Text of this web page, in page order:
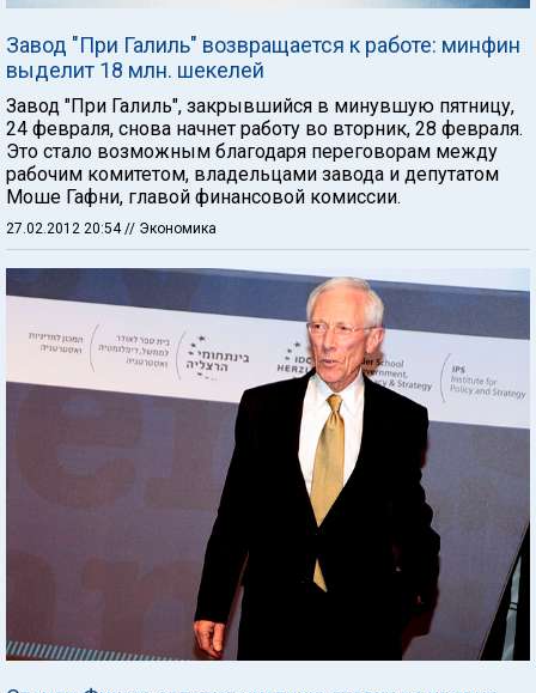
Завод "При Галиль" возвращается к работе: минфин
выделит 18 млн. шекелей
Завод "При Галиль", закрывшийся в минувшую пятницу,
24 февраля, снова начнет работу во вторник, 28 февраля.
Это стало возможным благодаря переговорам между
рабочим комитетом, владельцами завода и депутатом
Моше Гафни, главой финансовой комиссии.
27.02.2012 20:54 // Экономика